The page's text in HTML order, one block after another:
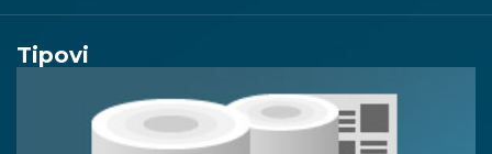
Tipovi